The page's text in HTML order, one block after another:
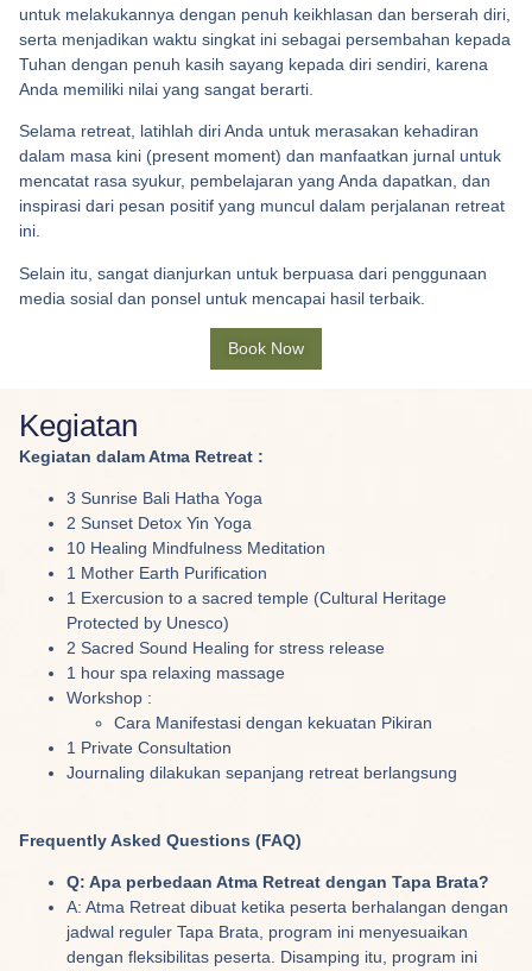
untuk melakukannya dengan penuh keikhlasan dan berserah diri,
serta menjadikan waktu singkat ini sebagai persembahan kepada
Tuhan dengan penuh kasih sayang kepada diri sendiri, karena
Anda memiliki nilai yang sangat berarti.
Selama retreat, latihlah diri Anda untuk merasakan kehadiran
dalam masa kini (present moment) dan manfaatkan jurnal untuk
mencatat rasa syukur, pembelajaran yang Anda dapatkan, dan
inspirasi dari pesan positif yang muncul dalam perjalanan retreat
ini.
Selain itu, sangat dianjurkan untuk berpuasa dari penggunaan
media sosial dan ponsel untuk mencapai hasil terbaik.
Book Now
Kegiatan
Kegiatan dalam Atma Retreat :
3 Sunrise Bali Hatha Yoga
2 Sunset Detox Yin Yoga
10 Healing Mindfulness Meditation
1 Mother Earth Purification
1 Exercusion to a sacred temple (Cultural Heritage
Protected by Unesco)
2 Sacred Sound Healing for stress release
1 hour spa relaxing massage
Workshop :
Cara Manifestasi dengan kekuatan Pikiran
1 Private Consultation
Journaling dilakukan sepanjang retreat berlangsung
Frequently Asked Questions (FAQ)
Q: Apa perbedaan Atma Retreat dengan Tapa Brata?
A: Atma Retreat dibuat ketika peserta berhalangan dengan
jadwal reguler Tapa Brata, program ini menyesuaikan
dengan fleksibilitas peserta. Disamping itu, program ini